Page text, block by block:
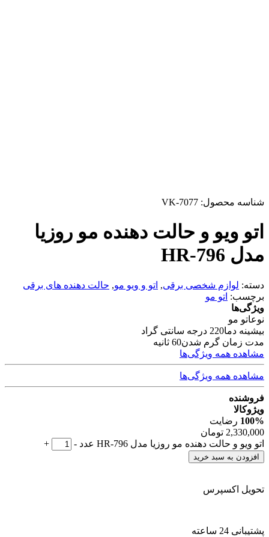
شناسه محصول: VK-7077
اتو ویو و حالت دهنده مو روزیا
مدل HR-796
دسته: لوازم شخصی برقی, اتو و ویو مو, حالت دهنده های برقی
برچسب: اتو مو
ویژگی‌ها
نوعاتو مو
بیشینه دما220 درجه سانتی گراد
مدت زمان گرم شدن60 ثانیه
مشاهده همه ویژگی‌ها
مشاهده همه ویژگی‌ها
فروشنده
ویژوکالا
100% رضایت
2,330,000 تومان
اتو ویو و حالت دهنده مو روزیا مدل HR-796 عدد
-
+
افزودن به سبد خرید
تحویل اکسپرس
پشتیبانی 24 ساعته